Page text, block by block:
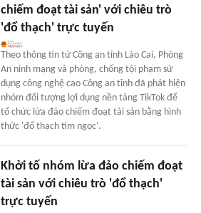
chiếm đoạt tài sản' với chiêu trò
'đổ thạch' trực tuyến
Theo thông tin từ Công an tỉnh Lào Cai, Phòng
An ninh mạng và phòng, chống tội phạm sử
dụng công nghệ cao Công an tỉnh đã phát hiện
nhóm đối tượng lợi dụng nền tảng TikTok để
tổ chức lừa đảo chiếm đoạt tài sản bằng hình
thức 'đổ thạch tìm ngọc'.
Khởi tố nhóm lừa đảo chiếm đoạt
tài sản với chiêu trò 'đổ thạch'
trực tuyến